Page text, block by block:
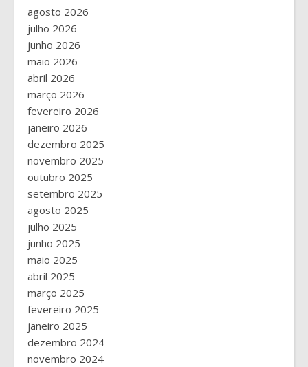
agosto 2026
julho 2026
junho 2026
maio 2026
abril 2026
março 2026
fevereiro 2026
janeiro 2026
dezembro 2025
novembro 2025
outubro 2025
setembro 2025
agosto 2025
julho 2025
junho 2025
maio 2025
abril 2025
março 2025
fevereiro 2025
janeiro 2025
dezembro 2024
novembro 2024